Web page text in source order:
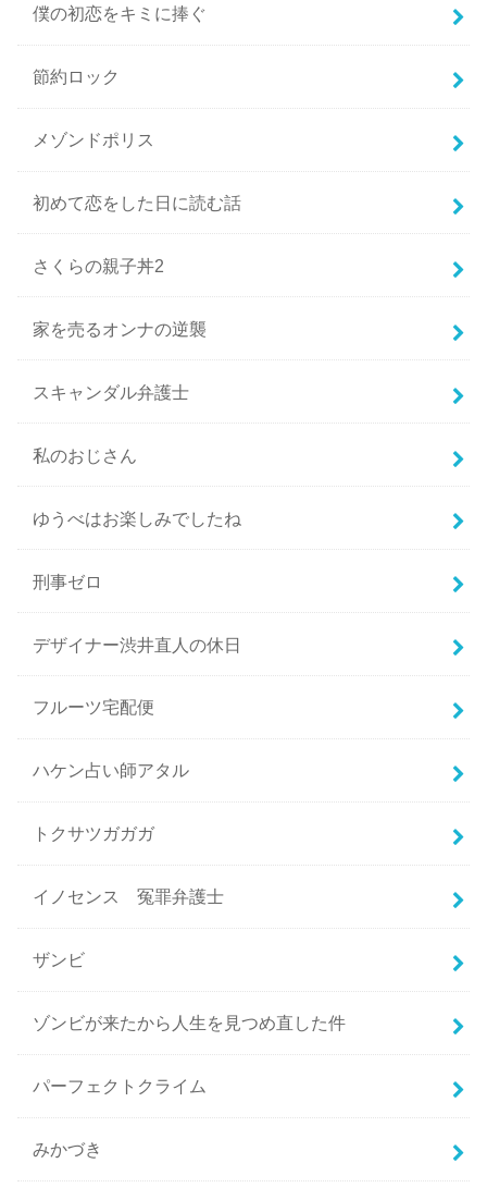
僕の初恋をキミに捧ぐ
節約ロック
メゾンドポリス
初めて恋をした日に読む話
さくらの親子丼2
家を売るオンナの逆襲
スキャンダル弁護士
私のおじさん
ゆうべはお楽しみでしたね
刑事ゼロ
デザイナー渋井直人の休日
フルーツ宅配便
ハケン占い師アタル
トクサツガガガ
イノセンス 冤罪弁護士
ザンビ
ゾンビが来たから人生を見つめ直した件
パーフェクトクライム
みかづき